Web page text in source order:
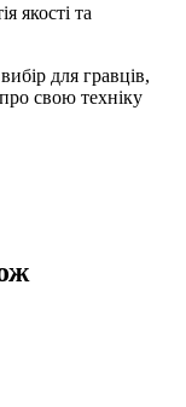
якості та
для гравців,
свою техніку